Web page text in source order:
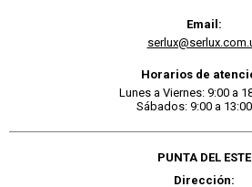
Email:
Horarios de
Lunes a Viernes: 9:00 a
Sábados: 9:00 a
PUNTA DEL ESTE
Dirección: